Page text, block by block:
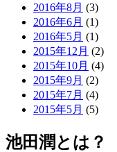
2016年8月 (3)
2016年6月 (1)
2016年5月 (1)
2015年12月 (2)
2015年10月 (4)
2015年9月 (2)
2015年7月 (4)
2015年5月 (5)
池田潤とは？